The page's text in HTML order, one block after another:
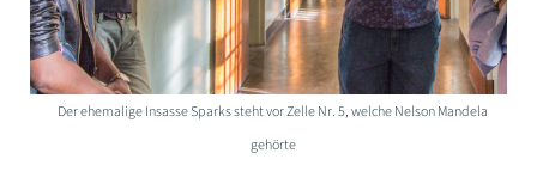
Der ehemalige Insasse Sparks steht vor Zelle Nr. 5, welche Nelson Mandela
gehörte